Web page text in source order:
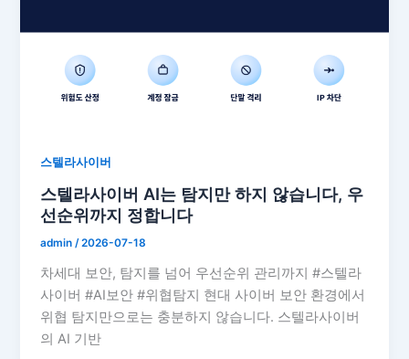
스텔라사이버
스텔라사이버 AI는 탐지만 하지 않습니다, 우
선순위까지 정합니다
admin /2026-07-18
차세대 보안, 탐지를 넘어 우선순위 관리까지 #스텔라
사이버 #AI보안 #위협탐지 현대 사이버 보안 환경에서
위협 탐지만으로는 충분하지 않습니다. 스텔라사이버
의 AI 기반